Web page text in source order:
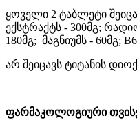
ყოველი 2 ტაბლეტი
ექსტრაქტს - 300მგ;
180მგ; მაგნიუმს - 60მგ;
არ შეიცავს ტიტანის
ფარმაკოლოგიური